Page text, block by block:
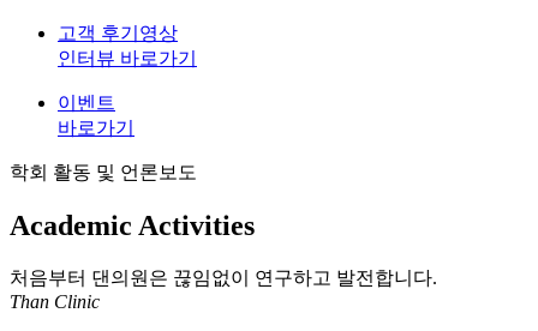
고객 후기영상
인터뷰 바로가기
이벤트
바로가기
학회 활동 및 언론보도
Academic Activities
처음부터 댄의원은 끊임없이 연구하고 발전합니다.
Than Clinic